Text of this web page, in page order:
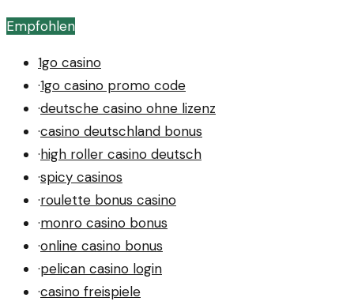
spannend bleiben.
Empfohlen
1go casino
·1go casino promo code
·deutsche casino ohne lizenz
·casino deutschland bonus
·high roller casino deutsch
·spicy casinos
·roulette bonus casino
·monro casino bonus
·online casino bonus
·pelican casino login
·casino freispiele